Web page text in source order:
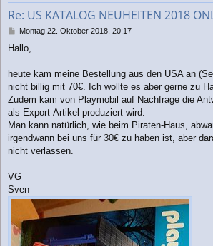
Re: US KATALOG NEUHEITEN 2018
B
i
r
a
Montag 22. Oktober 2018, 20:17
Hallo,
heute kam meine Bestellung aus den USA an
nicht billig mit 70€. Ich wollte es aber gerne zu
Zudem kam von Playmobil auf Nachfrage die
als Export-Artikel produziert wird.
Man kann natürlich, wie beim Piraten-Haus,
irgendwann bei uns für 30€ zu haben ist, aber
nicht verlassen.
VG
Sven